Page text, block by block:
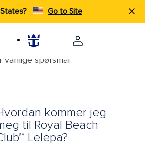
Go to Site
vanlige spørsmål
kommer jeg
til Royal Beach
Lelepa?